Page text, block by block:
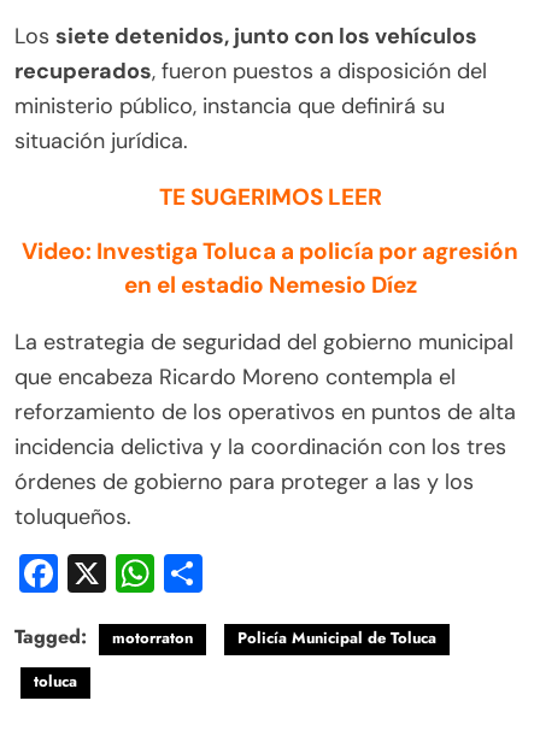
Los siete detenidos, junto con los vehículos
recuperados, fueron puestos a disposición del
ministerio público, instancia que definirá su
situación jurídica.
TE SUGERIMOS LEER
Video: Investiga Toluca a policía por agresión
en el estadio Nemesio Díez
La estrategia de seguridad del gobierno municipal
que encabeza Ricardo Moreno contempla el
reforzamiento de los operativos en puntos de alta
incidencia delictiva y la coordinación con los tres
órdenes de gobierno para proteger a las y los
toluqueños.
Facebook
X WhatsApp
Tagged: motorraton
Policía Municipal de Toluca
toluca